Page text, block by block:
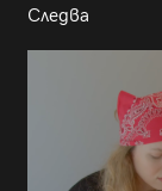
Следва